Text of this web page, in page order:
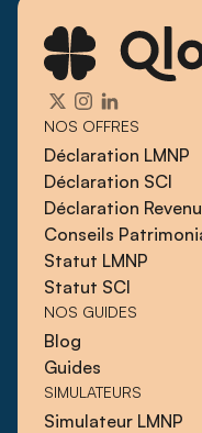
NOS OFFRES
Déclaration LMNP
Déclaration SCI
Déclaration
Conseils
Statut LMNP
Statut SCI
NOS GUIDES
Blog
Guides
SIMULATEURS
Simulateur LMNP